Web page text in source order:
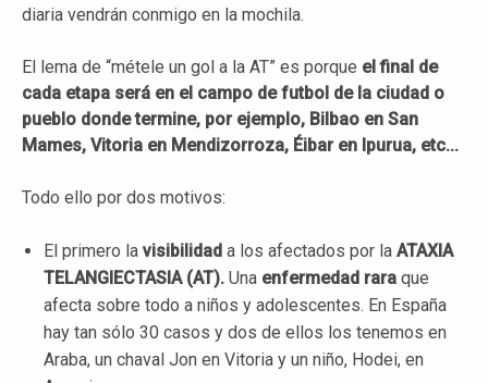
diaria vendrán conmigo en la mochila.
El lema de “métele un gol a la AT” es porque el final de
cada etapa será en el campo de futbol de la ciudad o
pueblo donde termine, por ejemplo, Bilbao en San
Mames, Vitoria en Mendizorroza, Éibar en Ipurua, etc...
Todo ello por dos motivos:
El primero la visibilidad a los afectados por la ATAXIA
TELANGIECTASIA (AT). Una enfermedad rara que
afecta sobre todo a niños y adolescentes. En España
hay tan sólo 30 casos y dos de ellos los tenemos en
Araba, un chaval Jon en Vitoria y un niño, Hodei, en